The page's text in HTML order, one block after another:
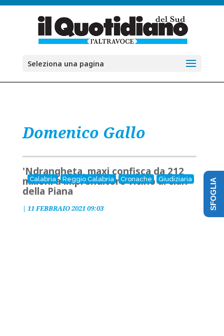
Seleziona una pagina
Domenico Gallo
Calabria Reggio Calabria Cronache Giudiziaria
'Ndrangheta, maxi confisca da 212
milioni a imprenditore vicino ai clan
della Piana
| 11 FEBBRAIO 2021 09:03 SFOGLIA